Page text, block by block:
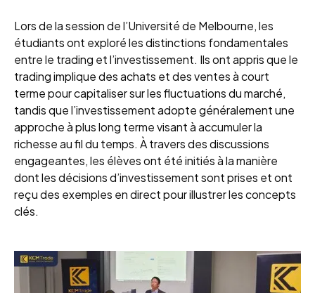
Lors de la session de l’Université de Melbourne, les
étudiants ont exploré les distinctions fondamentales
entre le trading et l’investissement. Ils ont appris que le
trading implique des achats et des ventes à court
terme pour capitaliser sur les fluctuations du marché,
tandis que l’investissement adopte généralement une
approche à plus long terme visant à accumuler la
richesse au fil du temps. À travers des discussions
engageantes, les élèves ont été initiés à la manière
dont les décisions d’investissement sont prises et ont
reçu des exemples en direct pour illustrer les concepts
clés.